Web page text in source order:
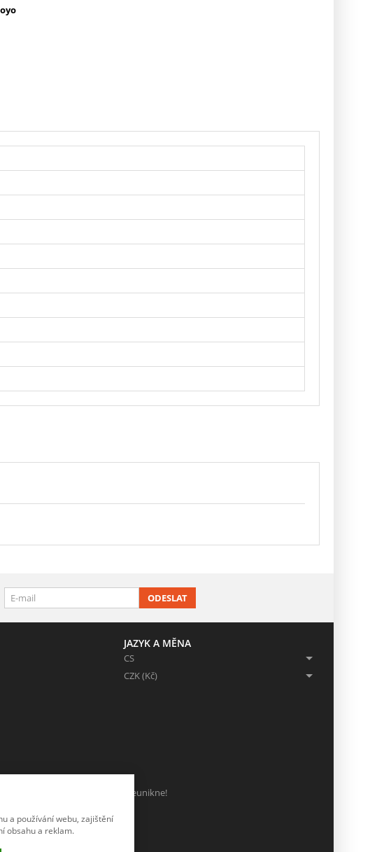
ODESLAT
JAZYK A MĚNA
CS
CZK (Kč)
sociálních sítích, ať Vám nic neunikne!
a používání webu, zajištění
obsahu a reklam.